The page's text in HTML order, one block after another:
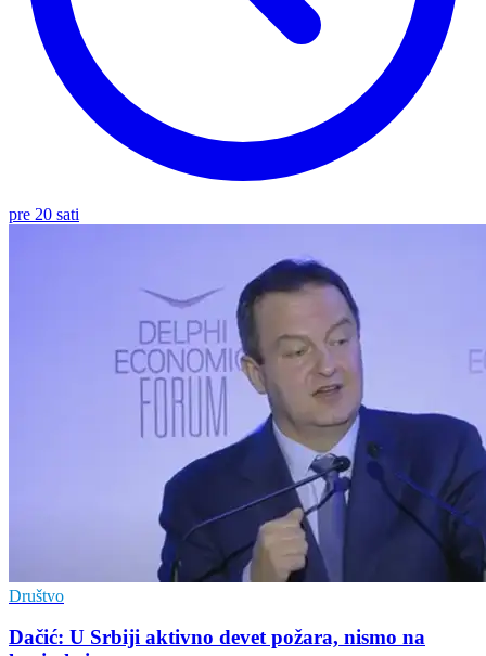
pre 20 sati
Društvo
Dačić: U Srbiji aktivno devet požara, nismo na